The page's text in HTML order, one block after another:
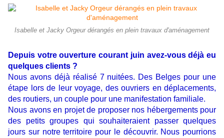
Isabelle et Jacky Orgeur dérangés en plein travaux d'aménagement
Depuis votre ouverture courant juin avez-vous déjà eu
quelques clients ?
Nous avons déjà réalisé 7 nuitées. Des Belges pour une
étape lors de leur voyage, des ouvriers en déplacements,
des routiers, un couple pour une manifestation familiale.
Nous avons en projet de proposer nos hébergements pour
des petits groupes qui souhaiteraient passer quelques
jours sur notre territoire pour le découvrir. Nous pourrions